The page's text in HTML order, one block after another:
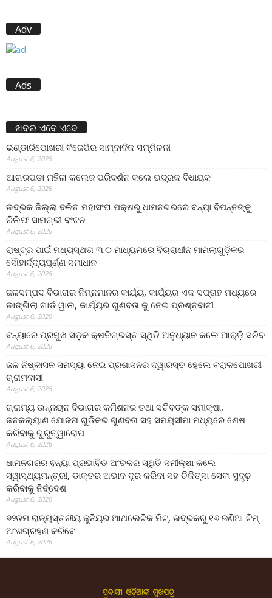
Adv
Ads
ଖବର ଏବେ ଏବେ
ଭଣ୍ଡାରିପୋଖରୀ ବିଜେପିର ସାମ୍ବାଦିକ ସମ୍ମିଳନୀ
August 6, 2026
ଆଗରପଡା ମହିଳା କଲେଜ ପରିଦର୍ଶନ କଲେ ଭଦ୍ରକ ବିଧାୟକ
August 6, 2026
ଭଦ୍ରକ ଜିଲ୍ଲା ଦଳିତ ମହାସଂଘ ପକ୍ଷରୁ ଧାମନଗରରେ ବନ୍ୟା ବିପନ୍ନଙ୍କୁ
ରିଲିଫ ସାମଗ୍ରୀ ବଂଟନ
August 6, 2026
ରାଷ୍ଟ୍ର ପାଇଁ ମଧ୍ୟସ୍ଥତା ୩.୦ ମାଧ୍ୟମରେ ବିଚାରାଧୀନ ମାମଲାଗୁଡ଼ିକର
ସୌହାର୍ଦ୍ଦ୍ୟପୂର୍ଣ୍ଣ ସମାଧାନ
August 6, 2026
ଜଳସମ୍ପଦ ବିଭାଗର ନିମ୍ନମାନର କାର୍ଯ୍ୟ, କାର୍ଯ୍ୟର ଏକ ସପ୍ତାହ ମଧ୍ୟରେ
ଭାଙ୍ଗିଲା ଗାର୍ଡ ୱାଲ, କାର୍ଯ୍ୟର ଗୁଣବତା କୁ ନେଇ ପ୍ରଶ୍ନବାଚୀ
August 6, 2026
ବନ୍ୟାରେ ପ୍ରମୁଖ ସଡ଼କ କ୍ଷତିଗ୍ରସ୍ତ ସ୍ଥିତି ଅନୁଧ୍ୟାନ କଲେ ଆର୍‌ଡ଼ି ସଚିବ
August 6, 2026
ଜଳ ନିଷ୍କାସନ ସମସ୍ୟା ନେଇ ପ୍ରଶାସନର ଦ୍ୱାରସ୍ତ ହେଲେ ବରାଳପୋଖରୀ
ଗ୍ରାମବାସୀ
August 6, 2026
ଗ୍ରାମ୍ୟ ଉନ୍ନୟନ ବିଭାଗର କମିଶନର ତଥା ସଚିବଙ୍କ ସମୀକ୍ଷା,
ଜନକଲ୍ୟାଣ ଯୋଜନା ଗୁଡିକର ଗୁଣବତା ସହ ସମୟସୀମା ମଧ୍ୟରେ ଶେଷ
କରିବାକୁ ଗୁରୁତ୍ୱାରୋପ
August 6, 2026
ଧାମନଗରର ବନ୍ୟା ପ୍ରଭାବିତ ଅଂଚଳର ସ୍ଥିତି ସମୀକ୍ଷା କଲେ
ସ୍ୱାସ୍ଥ୍ୟମନ୍ତ୍ରୀ, ଡାକ୍ତର ଅଭାବ ଦୂର କରିବା ସହ ଚିକିତ୍ସା ସେବା ସୁଦୃଢ଼
କରିବାକୁ ନିର୍ଦ୍ଦେଶ
August 6, 2026
୭୨ତମ ରାଜ୍ୟସ୍ତରୀୟ ଜୁନିୟର ଆଥଲେଟିକ ମିଟ୍‌, ଭଦ୍ରକରୁ ୧୬ ଜଣିଆ ଟିମ୍
ଅଂଶଗ୍ରହଣ କରିବେ
August 6, 2026